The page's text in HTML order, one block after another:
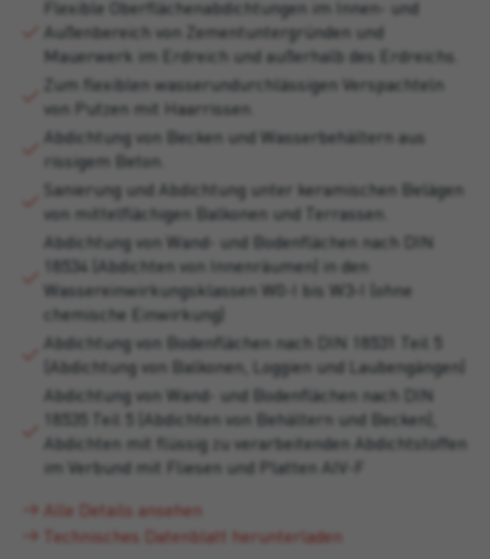
Flexible Oberflächenabdichtungen im Innen- und
Außenbereich von Zementuntergründen und
Mauerwerk im Erdreich und außerhalb des Erdreichs.
Zum flexiblen wasserundurchlässigen Verspachteln
von Putzen mit Haarrissen.
Abdichtung von Becken und Wasserbehältern aus
rissigem Beton.
Sanierung und Abdichtung unter keramischen Belägen
von mittelflächigen Balkonen und Terrassen.
Abdichtung von Wand- und Bodenflächen nach DIN
18534 (Abdichten von Innenräumen) in den
Wassereinwirkungsklassen W0-I bis W3-I (ohne
chemische Einwirkung)
Abdichtung von Bodenflächen nach DIN 18531 Teil 5
(Abdichtung von Balkonen, Loggien und Laubengängen)
Abdichtung von Wand- und Bodenflächen nach DIN
18535 Teil 5 (Abdichten von Behältern und Becken),
Abdichten mit flüssig zu verarbeitenden Abdichtstoffen
im Verbund mit Fliesen und Platten AIV-F
Alle Details ansehen
Technisches Datenblatt herunterladen